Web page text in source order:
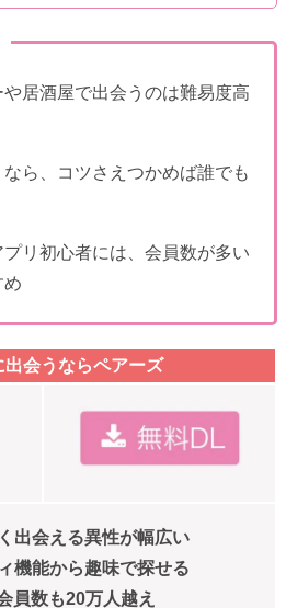
居酒屋で出会うのは難易度高
ら、コツさえつかめば誰でも
リ初心者には、会員数が多い
め
出会うならペアーズ
出会える異性が幅広い
機能から趣味で探せる
員数も20万人越え